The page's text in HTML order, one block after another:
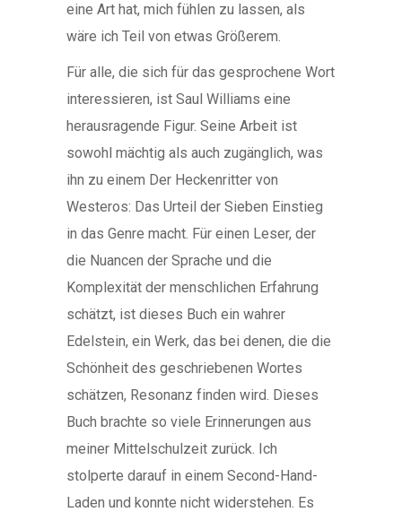
eine Art hat, mich fühlen zu lassen, als
wäre ich Teil von etwas Größerem.
Für alle, die sich für das gesprochene Wort
interessieren, ist Saul Williams eine
herausragende Figur. Seine Arbeit ist
sowohl mächtig als auch zugänglich, was
ihn zu einem Der Heckenritter von
Westeros: Das Urteil der Sieben Einstieg
in das Genre macht. Für einen Leser, der
die Nuancen der Sprache und die
Komplexität der menschlichen Erfahrung
schätzt, ist dieses Buch ein wahrer
Edelstein, ein Werk, das bei denen, die die
Schönheit des geschriebenen Wortes
schätzen, Resonanz finden wird. Dieses
Buch brachte so viele Erinnerungen aus
meiner Mittelschulzeit zurück. Ich
stolperte darauf in einem Second-Hand-
Laden und konnte nicht widerstehen. Es